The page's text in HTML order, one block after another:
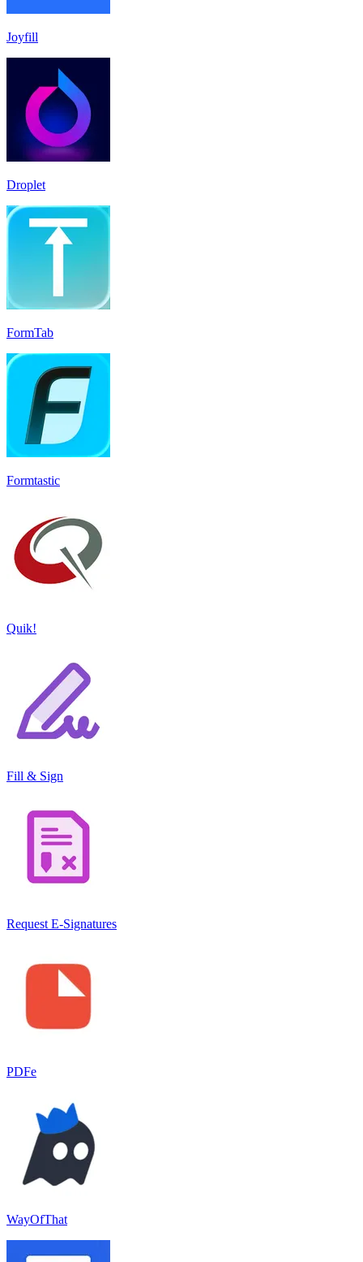
Joyfill
Droplet
FormTab
Formtastic
Quik!
Fill & Sign
Request E-Signatures
PDFe
WayOfThat